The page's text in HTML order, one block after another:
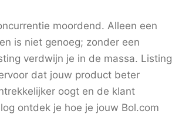
moordend. Alleen een
is niet genoeg; zonder een
verdwijn je in de massa. Listing
dat jouw product beter
oogt en de klant
ontdek je hoe je jouw Bol.com